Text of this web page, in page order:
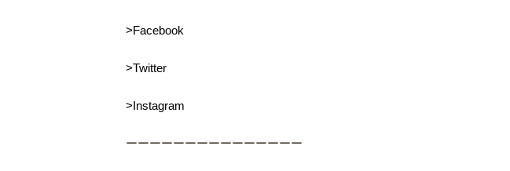
>Facebook
>Twitter
>Instagram
ーーーーーーーーーーーーーーー